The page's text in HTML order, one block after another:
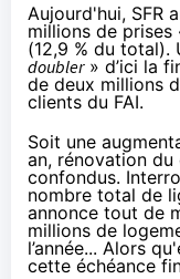
Aujourd'hui, SFR
millions de prises
(12,9 % du total).
doubler» d’ici la
de deux millions
clients du FAI.
Soit une
an, rénovation
confondus.
nombre total de
annonce tout de
millions de
l’année... Alors
cette échéance